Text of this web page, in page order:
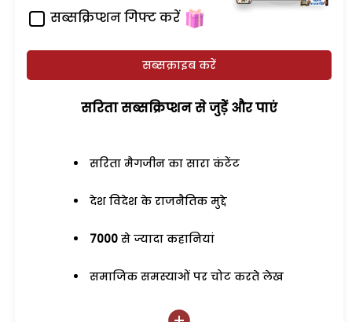
सब्सक्रिप्शन गिफ्ट करें
सब्सक्राइब करें
सरिता सब्सक्रिप्शन से जुड़ेें और पाएं
सरिता मैगजीन का सारा कंटेंट
देश विदेश के राजनैतिक मुद्दे
7000 से ज्यादा कहानियां
समाजिक समस्याओं पर चोट करते लेख